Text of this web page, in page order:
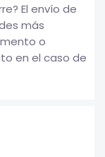
El envío de
más
o
en el caso de